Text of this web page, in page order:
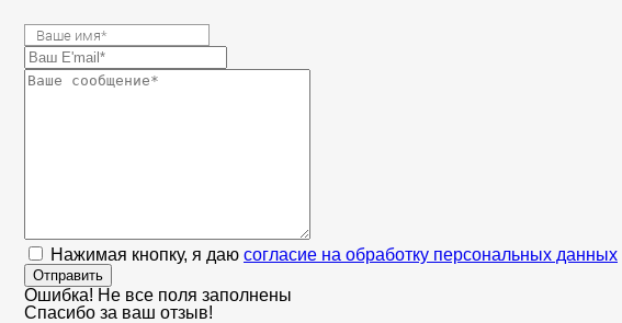
Нажимая кнопку, я даю согласие на обработку персональных данных
Отправить
Ошибка! Не все поля заполнены
Спасибо за ваш отзыв!